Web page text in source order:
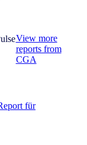
View more
reports from
CGA